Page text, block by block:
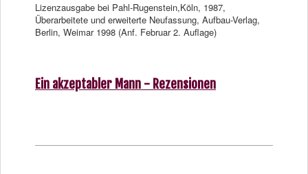
Lizenzausgabe bei Pahl-Rugenstein,Köln, 1987,
Überarbeitete und erweiterte Neufassung, Aufbau-Verlag,
Berlin, Weimar 1998 (Anf. Februar 2. Auflage)
Ein akzeptabler Mann - Rezensionen